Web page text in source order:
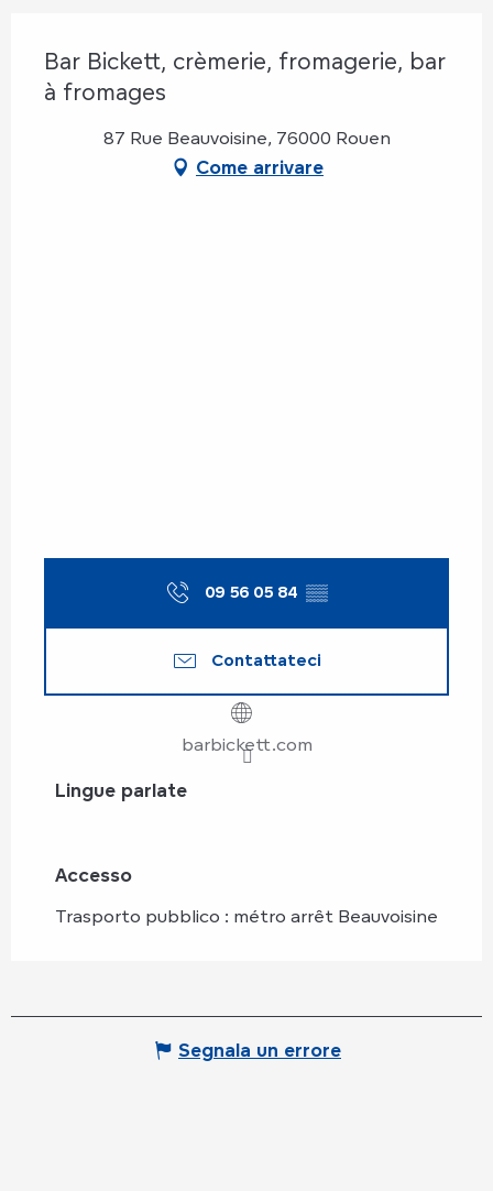
Bar Bickett, crèmerie, fromagerie, bar
à fromages
87 Rue Beauvoisine, 76000 Rouen
Come arrivare
09 56 05 84 ▒▒
Contattateci
barbickett.com
Lingue parlate
Lingue parlate
Accesso
Accesso
Trasporto pubblico : métro arrêt Beauvoisine
Segnala un errore